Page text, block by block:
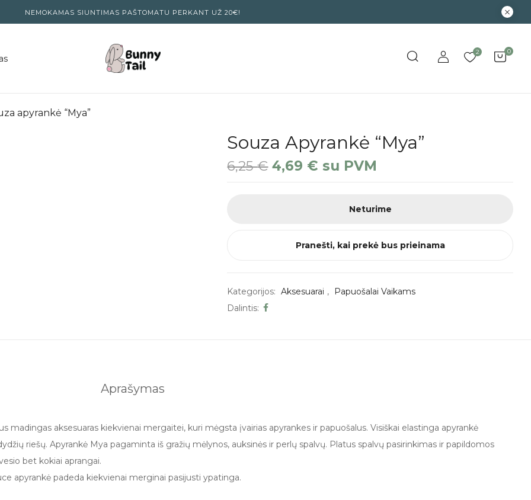
NEMOKAMAS SIUNTIMAS PAŠTOMATU PERKANT UŽ 20€!
2 0
apyrankė “Mya”
Souza Apyrankė “Mya”
6,25€ 4,69 € su PVM
Neturime
Pranešti, kai prekė bus prieinama
Kategorijos: Aksesuarai ,
Papuošalai Vaikams
Dalintis:
Aprašymas
madingas aksesuaras kiekvienai mergaitei, kuri mėgsta įvairias apyrankes ir papuošalus. Visiškai elastinga apyrankė
riešų. Apyrankė Mya pagaminta iš gražių mėlynos, auksinės ir perlų spalvų. Platus spalvų pasirinkimas ir papildomos
bet kokiai aprangai.
apyrankė padeda kiekvienai merginai pasijusti ypatinga.